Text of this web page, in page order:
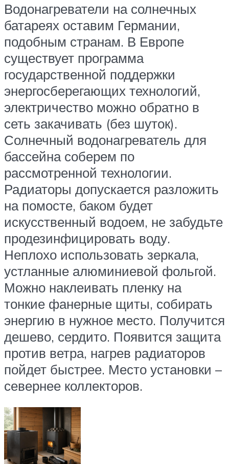
Водонагреватели на солнечных
батареях оставим Германии,
подобным странам. В Европе
существует программа
государственной поддержки
энергосберегающих технологий,
электричество можно обратно в
сеть закачивать (без шуток).
Солнечный водонагреватель для
бассейна соберем по
рассмотренной технологии.
Радиаторы допускается разложить
на помосте, баком будет
искусственный водоем, не забудьте
продезинфицировать воду.
Неплохо использовать зеркала,
устланные алюминиевой фольгой.
Можно наклеивать пленку на
тонкие фанерные щиты, собирать
энергию в нужное место. Получится
дешево, сердито. Появится защита
против ветра, нагрев радиаторов
пойдет быстрее. Место установки –
севернее коллекторов.